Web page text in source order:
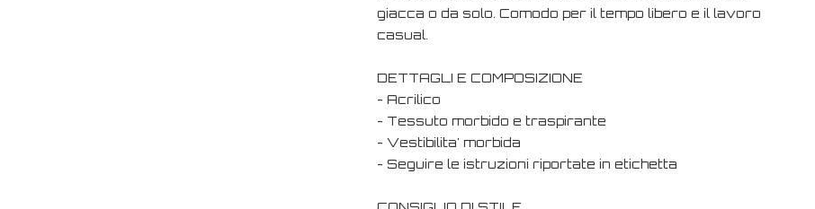
giacca o da solo. Comodo per il tempo libero e il lavoro
casual.
DETTAGLI E COMPOSIZIONE
- Acrilico
- Tessuto morbido e traspirante
- Vestibilita' morbida
- Seguire le istruzioni riportate in etichetta